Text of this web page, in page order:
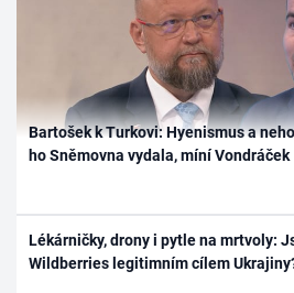
Bartošek k Turkovi: Hyenismus a
ho Sněmovna vydala, míní Vondráček
Lékárničky, drony i pytle na mrtvoly:
Wildberries legitimním cílem